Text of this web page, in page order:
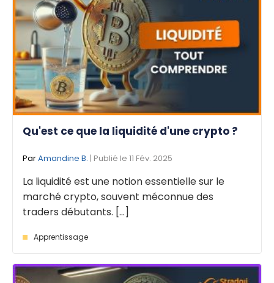
Qu'est ce que la liquidité d'une crypto ?
ParAmandine B. | Publié le 11 Fév. 2025
La liquidité est une notion essentielle sur le
marché crypto, souvent méconnue des
traders débutants. [...]
Apprentissage